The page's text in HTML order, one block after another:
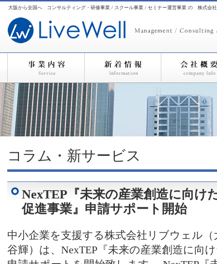
大阪から全国へ コンサルティング・研修事業 / スクール事業 / セミナー運営事業 の 株式会
コラム・新サービス
NexTEP『未来の産業創造に向け
促進事業』申請サポート開始
中小企業を支援する株式会社リブウェル
谷輝）は、NexTEP『未来の産業創造に向